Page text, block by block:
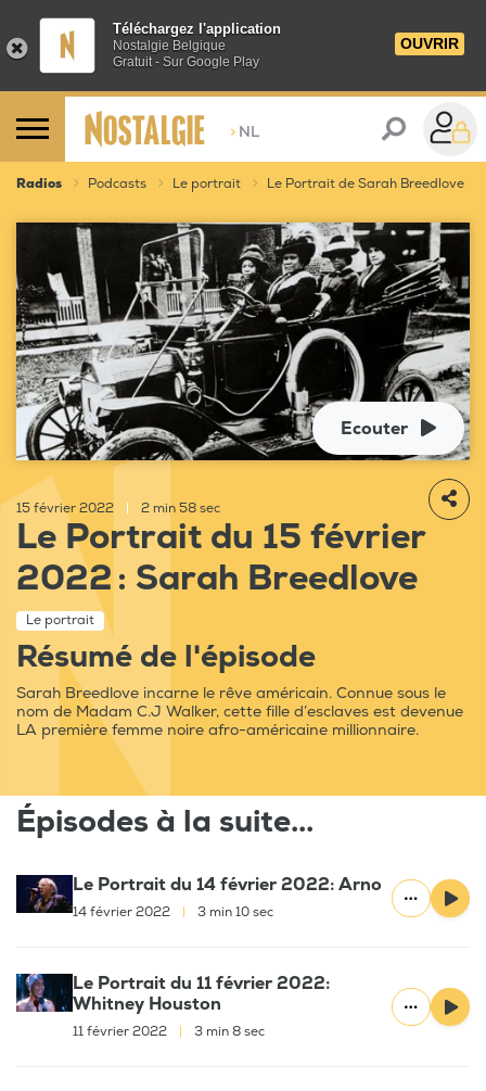
Téléchargez l'application
Nostalgie Belgique
Gratuit - Sur Google Play
OUVRIR
> NL
Radios Podcasts Le portrait Le Portrait de Sarah Breedlove
Ecouter
15 février 2022 2 min 58 sec
Le Portrait du 15 février
2022 : Sarah Breedlove
Le portrait
Résumé de l'épisode
Sarah Breedlove incarne le rêve américain. Connue sous le
nom de Madam C.J Walker, cette fille d’esclaves est devenue
LA première femme noire afro-américaine millionnaire.
Épisodes à la suite...
Le Portrait du 14 février 2022: Arno
14 février 2022 3 min 10 sec
Le Portrait du 11 février 2022:
Whitney Houston
11 février 2022 3 min 8 sec